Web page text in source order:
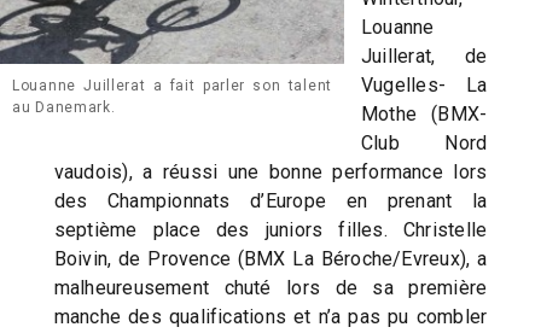
Louanne Juillerat a fait parler son talent
au Danemark.
Louanne
Juillerat, de
Vugelles- La
Mothe (BMX-
Club Nord
vaudois), a réussi une bonne performance lors
des Championnats d’Europe en prenant la
septième place des juniors filles. Christelle
Boivin, de Provence (BMX La Béroche/Evreux), a
malheureusement chuté lors de sa première
manche des qualifications et n’a pas pu combler